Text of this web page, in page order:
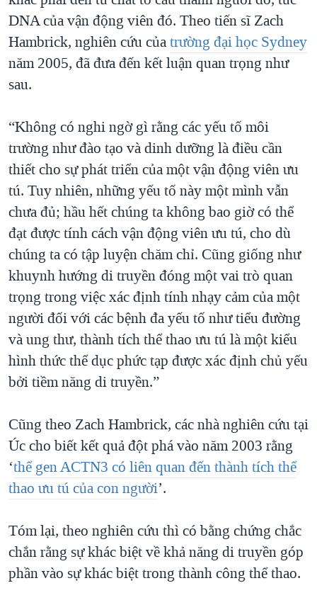
DNA của vận động viên đó. Theo tiến sĩ Zach
Hambrick, nghiên cứu củatrường đại học Sydney
năm 2005, đã đưa đến kết luận quan trọng như
sau.
“Không có nghi ngờ gì rằng các yếu tố môi
trường như đào tạo và dinh dưỡng là điều cần
thiết cho sự phát triển của một vận động viên ưu
tú. Tuy nhiên, những yếu tố này một mình vẫn
chưa đủ; hầu hết chúng ta không bao giờ có thể
đạt được tính cách vận động viên ưu tú, cho dù
chúng ta có tập luyện chăm chỉ. Cũng giống như
khuynh hướng di truyền đóng một vai trò quan
trọng trong việc xác định tính nhạy cảm của một
người đối với các bệnh đa yếu tố như tiểu đường
và ung thư, thành tích thể thao ưu tú là một kiểu
hình thức thể dục phức tạp được xác định chủ yếu
bởi tiềm năng di truyền.”
Cũng theo Zach Hambrick, các nhà nghiên cứu tại
Úc cho biết kết quả đột phá vào năm 2003 rằng
‘thể gen ACTN3 có liên quan đến thành tích thể
thao ưu tú của con người’.
Tóm lại, theo nghiên cứu thì có bằng chứng chắc
chắn rằng sự khác biệt về khả năng di truyền góp
phần vào sự khác biệt trong thành công thể thao.